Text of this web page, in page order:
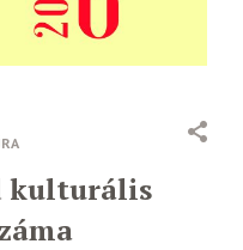
kulturális